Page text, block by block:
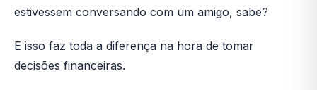
estivessem conversando com um amigo, sabe?
E isso faz toda a diferença na hora de tomar
decisões financeiras.